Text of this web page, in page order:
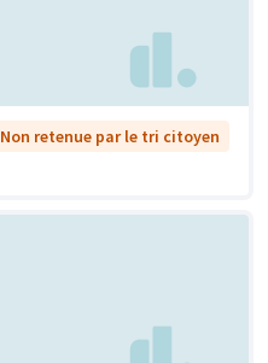
Non retenue par le tri citoyen